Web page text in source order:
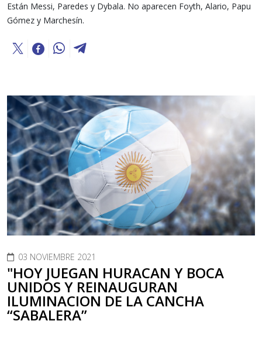
Están Messi, Paredes y Dybala. No aparecen Foyth, Alario, Papu
Gómez y Marchesín.
03 NOVIEMBRE 2021
"HOY JUEGAN HURACAN Y BOCA
UNIDOS Y REINAUGURAN
ILUMINACION DE LA CANCHA
“SABALERA”